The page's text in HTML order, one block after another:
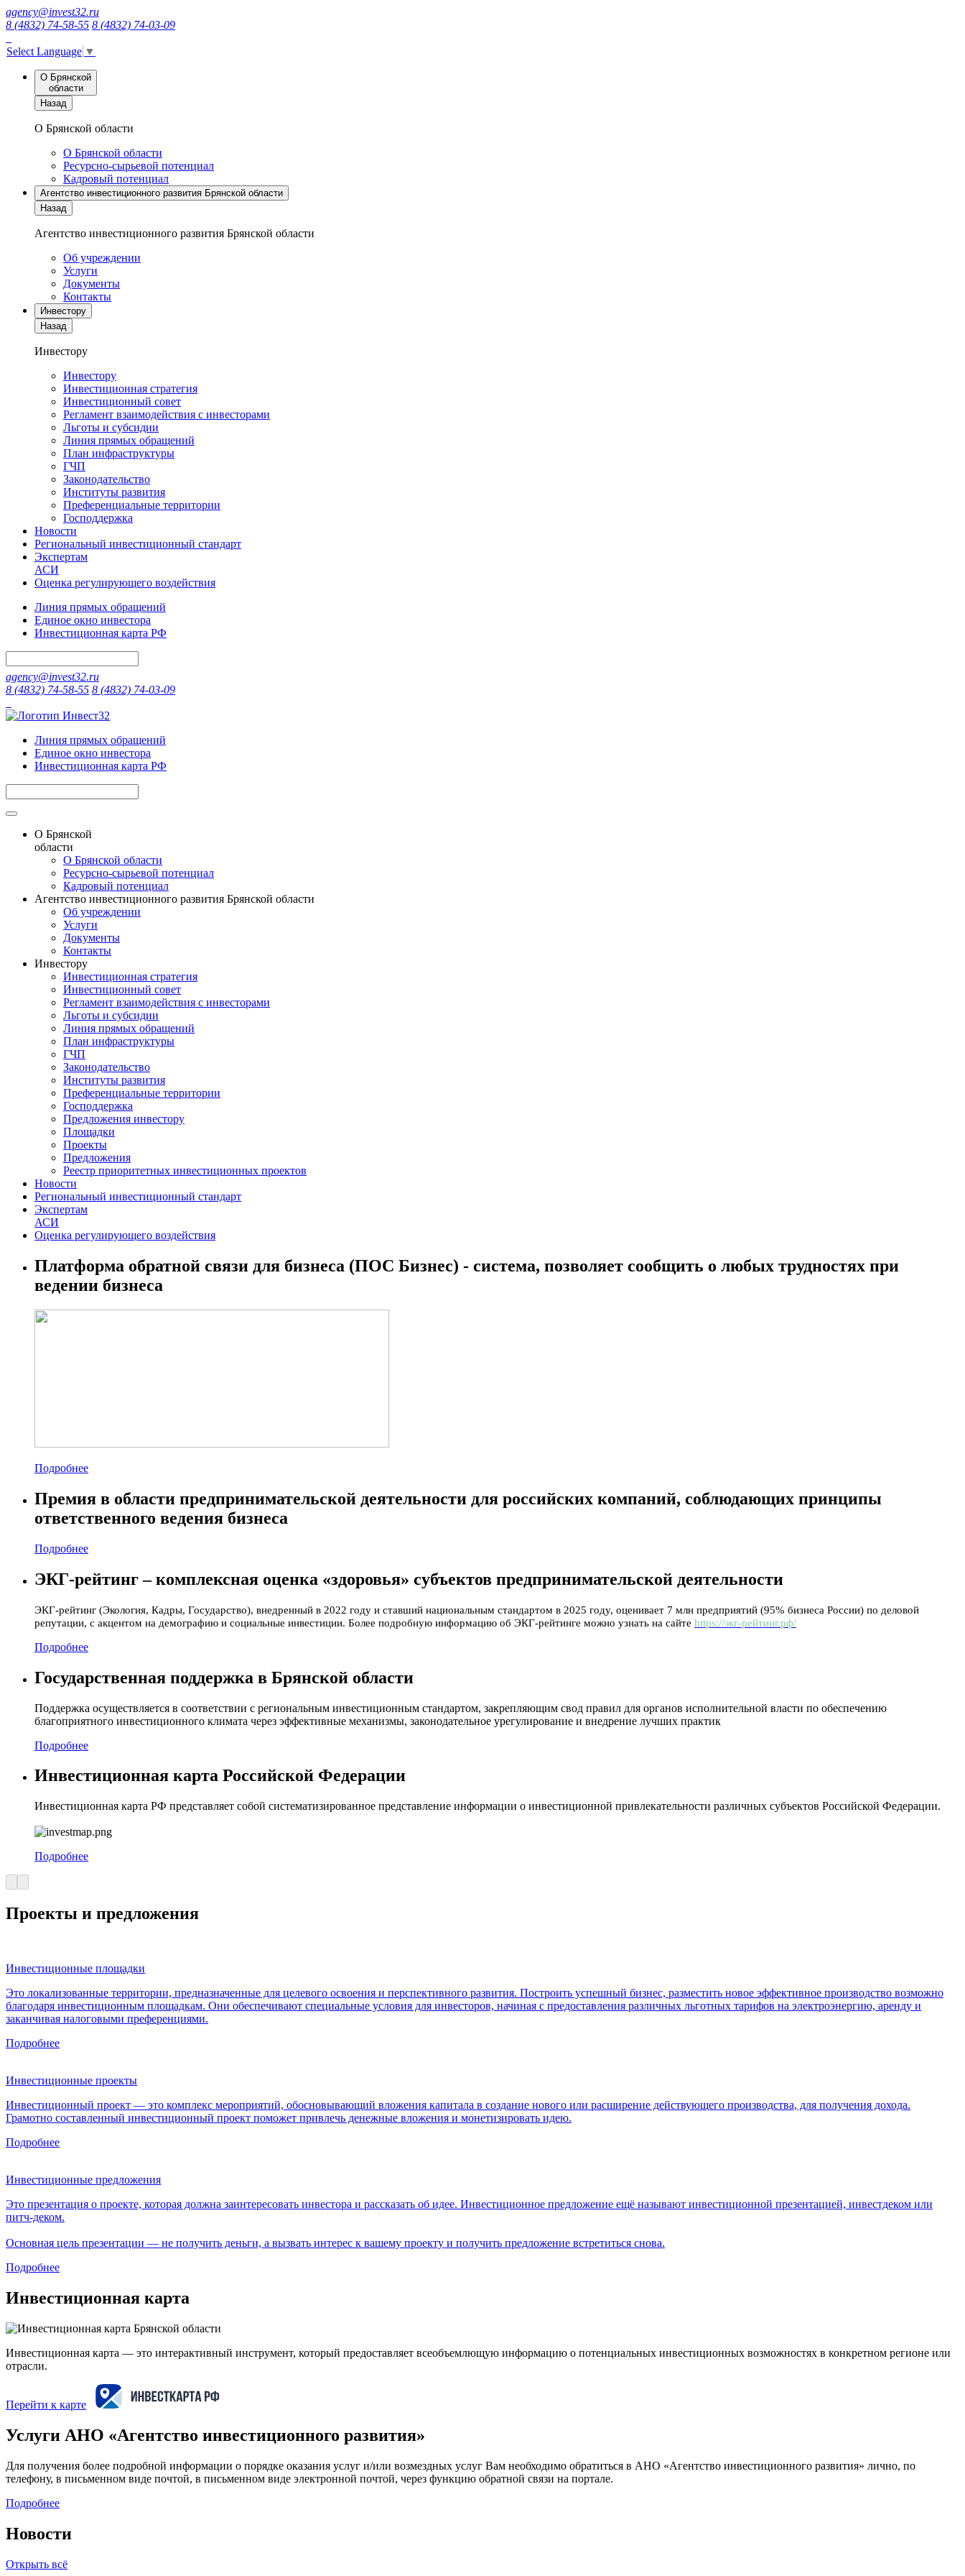
agency@invest32.ru
8 (4832) 74-58-55 8 (4832) 74-03-09
Select Language ▼
О Брянской
области
Назад
О Брянской области
О Брянской области
Ресурсно-сырьевой потенциал
Кадровый потенциал
Агентство инвестиционного развития Брянской области
Назад
Агентство инвестиционного развития Брянской области
Об учреждении
Услуги
Документы
Контакты
Инвестору
Назад
Инвестору
Инвестору
Инвестиционная стратегия
Инвестиционный совет
Регламент взаимодействия с инвесторами
Льготы и субсидии
Линия прямых обращений
План инфраструктуры
ГЧП
Законодательство
Институты развития
Преференциальные территории
Господдержка
Новости
Региональный инвестиционный стандарт
Экспертам
АСИ
Оценка регулирующего воздействия
Линия прямых обращений
Единое окно инвестора
Инвестиционная карта РФ
agency@invest32.ru
8 (4832) 74-58-55 8 (4832) 74-03-09
Линия прямых обращений
Единое окно инвестора
Инвестиционная карта РФ
О Брянской
области
О Брянской области
Ресурсно-сырьевой потенциал
Кадровый потенциал
Агентство инвестиционного развития Брянской области
Об учреждении
Услуги
Документы
Контакты
Инвестору
Инвестиционная стратегия
Инвестиционный совет
Регламент взаимодействия с инвесторами
Льготы и субсидии
Линия прямых обращений
План инфраструктуры
ГЧП
Законодательство
Институты развития
Преференциальные территории
Господдержка
Предложения инвестору
Площадки
Проекты
Предложения
Реестр приоритетных инвестиционных проектов
Новости
Региональный инвестиционный стандарт
Экспертам
АСИ
Оценка регулирующего воздействия
Платформа обратной связи для бизнеса (ПОС Бизнес) - система, позволяет сообщить о любых трудностях при
ведении бизнеса
Подробнее
Премия в области предпринимательской деятельности для российских компаний, соблюдающих принципы
ответственного ведения бизнеса
Подробнее
ЭКГ-рейтинг – комплексная оценка «здоровья» субъектов предпринимательской деятельности
ЭКГ-рейтинг (Экология, Кадры, Государство), внедренный в 2022 году и ставший национальным стандартом в 2025 году, оценивает 7 млн предприятий (95% бизнеса России) по деловой
репутации, с акцентом на демографию и социальные инвестиции. Более подробную информацию об ЭКГ-рейтинге можно узнать на сайте https://экг-рейтинг.рф/
Подробнее
Государственная поддержка в Брянской области
Поддержка осуществляется в соответствии с региональным инвестиционным стандартом, закрепляющим свод правил для органов исполнительной власти по обеспечению
благоприятного инвестиционного климата через эффективные механизмы, законодательное урегулирование и внедрение лучших практик
Подробнее
Инвестиционная карта Российской Федерации
Инвестиционная карта РФ представляет собой систематизированное представление информации о инвестиционной привлекательности различных субъектов Российской Федерации.
Подробнее
Проекты и предложения
Инвестиционные площадки
Это локализованные территории, предназначенные для целевого освоения и перспективного развития. Построить успешный бизнес, разместить новое эффективное производство возможно
благодаря инвестиционным площадкам. Они обеспечивают специальные условия для инвесторов, начиная с предоставления различных льготных тарифов на электроэнергию, аренду и
заканчивая налоговыми преференциями.
Подробнее
Инвестиционные проекты
Инвестиционный проект — это комплекс мероприятий, обосновывающий вложения капитала в создание нового или расширение действующего производства, для получения дохода.
Грамотно составленный инвестиционный проект поможет привлечь денежные вложения и монетизировать идею.
Подробнее
Инвестиционные предложения
Это презентация о проекте, которая должна заинтересовать инвестора и рассказать об идее. Инвестиционное предложение ещё называют инвестиционной презентацией, инвестдеком или
питч-деком.
Основная цель презентации — не получить деньги, а вызвать интерес к вашему проекту и получить предложение встретиться снова.
Подробнее
Инвестиционная карта
Инвестиционная карта — это интерактивный инструмент, который предоставляет всеобъемлющую информацию о потенциальных инвестиционных возможностях в конкретном регионе или
отрасли.
Перейти к карте
Услуги АНО «Агентство инвестиционного развития»
Для получения более подробной информации о порядке оказания услуг и/или возмездных услуг Вам необходимо обратиться в АНО «Агентство инвестиционного развития» лично, по
телефону, в письменном виде почтой, в письменном виде электронной почтой, через функцию обратной связи на портале.
Подробнее
Новости
Открыть всё